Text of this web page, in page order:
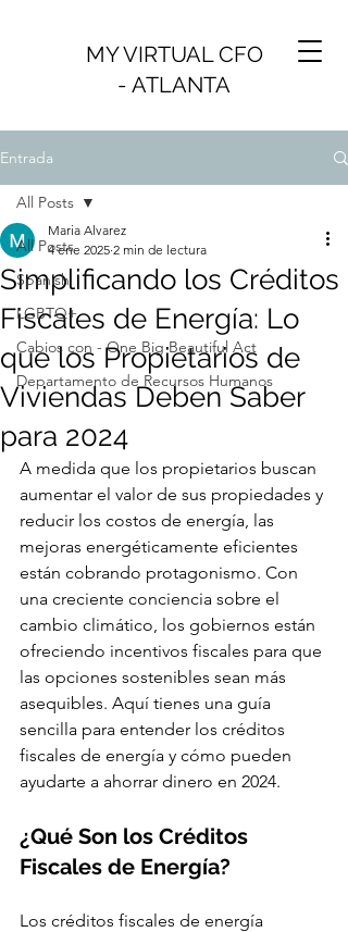
MY VIRTUAL CFO
- ATLANTA
Entrada
All Posts
Spanish
LGBTQ+
Cabios con - One Big Beautiful Act
Departamento de Recursos Humanos
All Posts
Simplificando los Créditos
Fiscales de Energía: Lo
que los Propietarios de
Viviendas Deben Saber
para 2024
Maria Alvarez
4 ene 2025 2 min de lectura
A medida que los propietarios buscan
aumentar el valor de sus propiedades y
reducir los costos de energía, las
mejoras energéticamente eficientes
están cobrando protagonismo. Con
una creciente conciencia sobre el
cambio climático, los gobiernos están
ofreciendo incentivos fiscales para que
las opciones sostenibles sean más
asequibles. Aquí tienes una guía
sencilla para entender los créditos
fiscales de energía y cómo pueden
ayudarte a ahorrar dinero en 2024.
¿Qué Son los Créditos
Fiscales de Energía?
Los créditos fiscales de energía